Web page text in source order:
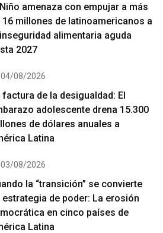
amenaza con empujar a más
16 millones de latinoamericanos a
alimentaria aguda
2027
04/08/2026
factura de la desigualdad: El
adolescente drena 15.300
de dólares anuales a
Latina
03/08/2026
la “transición” se convierte
estrategia de poder: La erosión
en cinco países de
Latina